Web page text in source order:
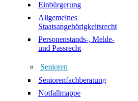
Einbürgerung
Allgemeines
Staatsangehörigkeitsrecht
Personenstands-, Melde-
und Passrecht
Senioren
Seniorenfachberatung
Notfallmappe